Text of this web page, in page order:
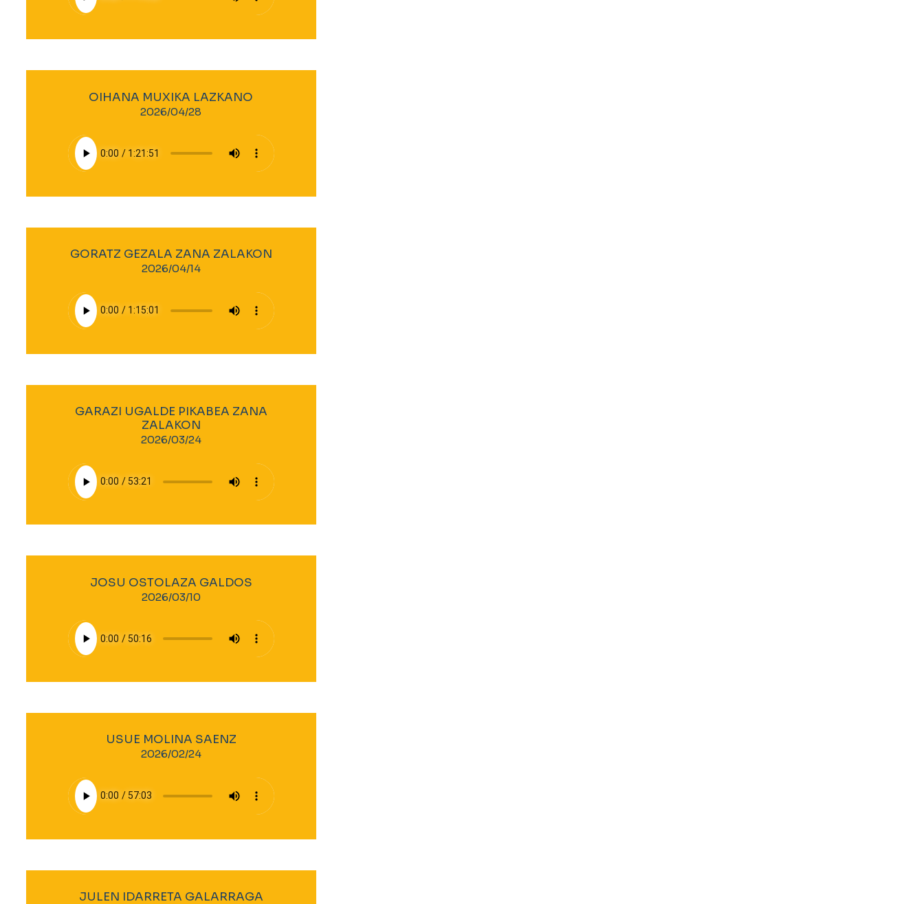
OIHANA MUXIKA LAZKANO
2026/04/28
GORATZ GEZALA ZANA ZALAKON
2026/04/14
GARAZI UGALDE PIKABEA ZANA
ZALAKON
2026/03/24
JOSU OSTOLAZA GALDOS
2026/03/10
USUE MOLINA SAENZ
2026/02/24
JULEN IDARRETA GALARRAGA